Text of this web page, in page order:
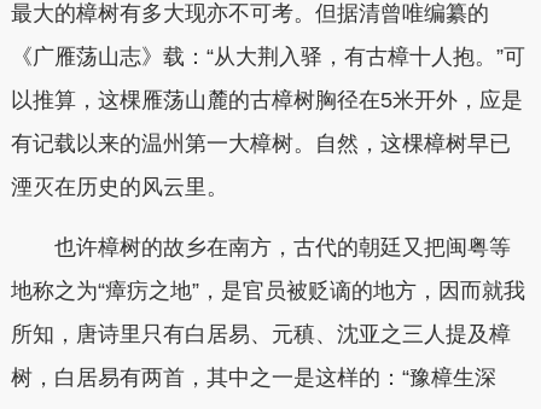
最大的樟树有多大现亦不可考。但据清曾唯编纂的
《广雁荡山志》载：“从大荆入驿，有古樟十人抱。”可
以推算，这棵雁荡山麓的古樟树胸径在5米开外，应是
有记载以来的温州第一大樟树。自然，这棵樟树早已
湮灭在历史的风云里。
也许樟树的故乡在南方，古代的朝廷又把闽粤等
地称之为“瘴疠之地”，是官员被贬谪的地方，因而就我
所知，唐诗里只有白居易、元稹、沈亚之三人提及樟
树，白居易有两首，其中之一是这样的：“豫樟生深